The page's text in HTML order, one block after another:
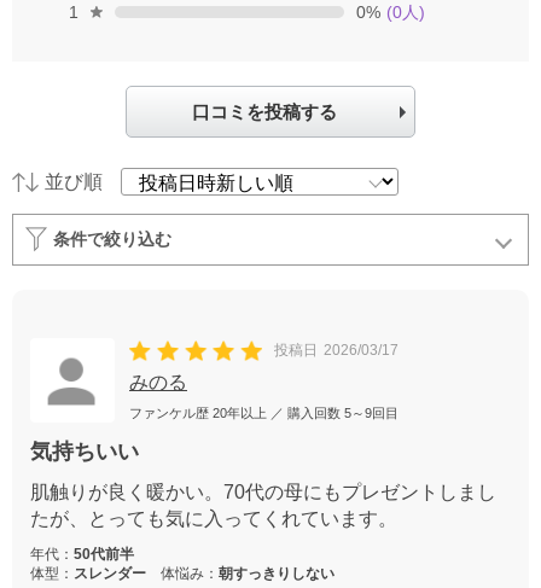
1
0% (0人)
口コミを投稿する
並び順
条件で絞り込む
投稿日 2026/03/17
みのる
ファンケル歴 20年以上 ／ 購入回数 5～9回目
気持ちいい
肌触りが良く暖かい。70代の母にもプレゼントしまし
たが、とっても気に入ってくれています。
年代： 50代前半
体型： スレンダー 体悩み： 朝すっきりしない